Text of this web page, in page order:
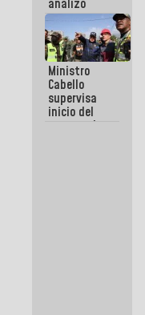
analizó
junto a
gobernadores
planes de
recuperación
del Sistema
Eléctrico
Nacional
Ministro
Cabello
supervisa
inicio del
proceso de